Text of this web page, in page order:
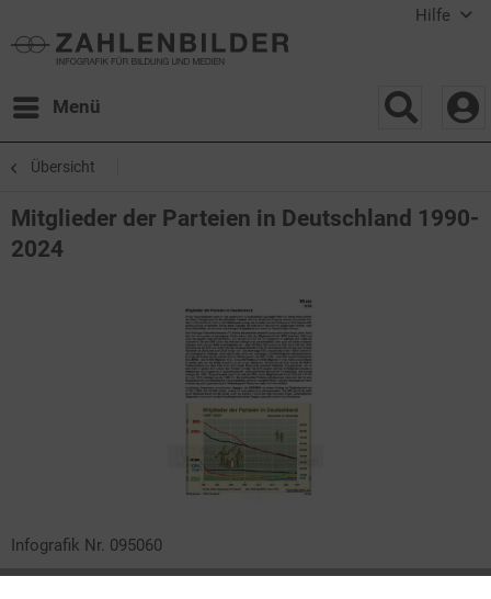
Hilfe
Menü
Übersicht
Mitglieder der Parteien in Deutschland 1990-
2024
Infografik Nr. 095060